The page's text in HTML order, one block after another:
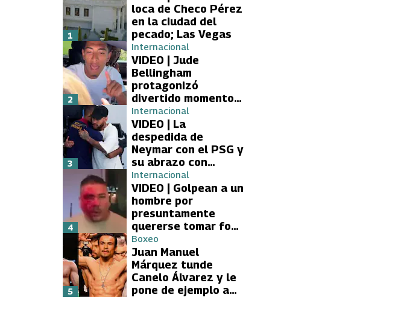
loca de Checo Pérez
en la ciudad del
pecado; Las Vegas
1
Internacional
VIDEO | Jude
Bellingham
protagonizó
divertido momento
con aficionada del
Real Madrid
2
Internacional
VIDEO | La
despedida de
Neymar con el PSG y
su abrazo con
Kylian Mbappé
3
Internacional
VIDEO | Golpean a un
hombre por
presuntamente
quererse tomar foto
con Lionel Messi
4
Boxeo
Juan Manuel
Márquez tunde
Canelo Álvarez y le
pone de ejemplo a
5